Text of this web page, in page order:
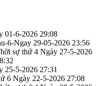
01-6-2026 29:08
6-Ngay 29-05-2026 23:56
sự thứ 4 Ngày 27-5-2026
25-5-2026 27:31
6 Ngày 22-5-2026 27:08